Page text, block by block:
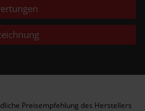
Preisempfehlung des Herstellers